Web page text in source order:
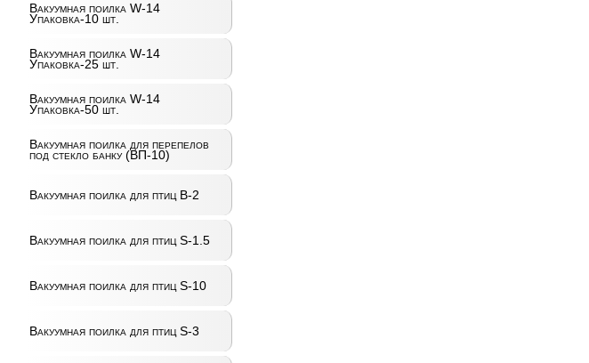
Вакуумная поилка W-14
Упаковка-10 шт.
Вакуумная поилка W-14
Упаковка-25 шт.
Вакуумная поилка W-14
Упаковка-50 шт.
Вакуумная поилка для перепелов
под стекло банку (ВП-10)
Вакуумная поилка для птиц B-2
Вакуумная поилка для птиц S-1.5
Вакуумная поилка для птиц S-10
Вакуумная поилка для птиц S-3